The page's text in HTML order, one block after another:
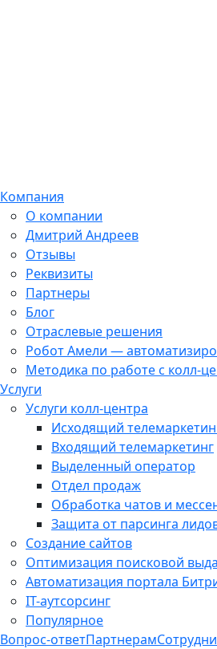
Компания
О компании
Дмитрий Андреев
Отзывы
Реквизиты
Партнеры
Блог
Отраслевые решения
Робот Амели —
Методика по работе с колл-
Услуги
Услуги колл-центра
Исходящий
Входящий телемаркетинг
Выделенный оператор
Отдел продаж
Обработка чатов и
Защита от парсинга
Создание сайтов
Оптимизация поисковой
Автоматизация портала
IT-аутсорсинг
Популярное
Вопрос-ответПартнерам